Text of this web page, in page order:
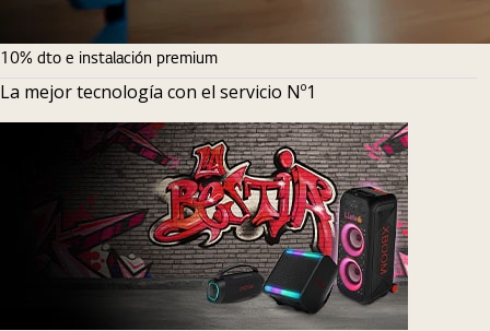
10% dto e instalación premium
La mejor tecnología con el servicio Nº1